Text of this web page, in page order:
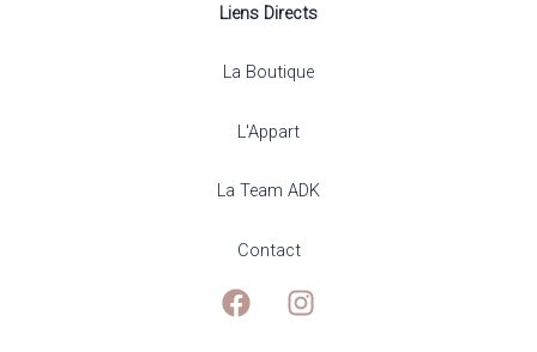
Liens Directs
La Boutique
L'Appart
La Team ADK
Contact